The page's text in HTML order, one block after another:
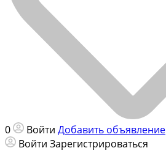
0 Войти Добавить объявление
Войти Зарегистрироваться